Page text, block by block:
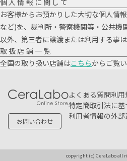
お客様からお預かりした大切な個人情
など)を、裁判所・警察機関等・公共機
以外、第三者に譲渡または利用する事
取扱店舗一覧
全国の取り扱い店舗はこちらからご覧
お問い合わせ
よくある質問利
特定商取引法に
利用者情報の外
copyright (c) CeraLabo all